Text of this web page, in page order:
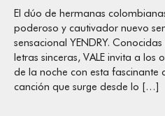
El dúo de hermanas
poderoso y cautivador nuevo
sensacional YENDRY.
letras sinceras, VALE invita a
de la noche con esta fascinante
canción que surge desde lo […]